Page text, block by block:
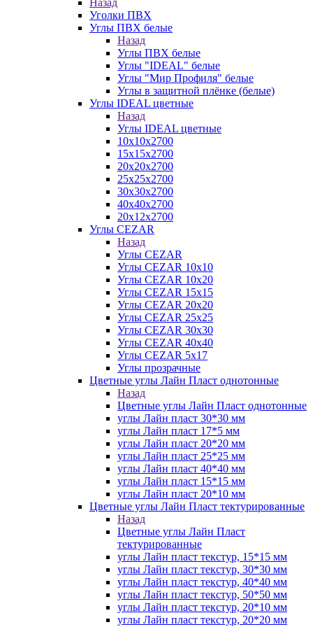
Назад
Уголки ПВХ
Углы ПВХ белые
Назад
Углы ПВХ белые
Углы "IDEAL" белые
Углы "Мир Профиля" белые
Углы в защитной плёнке (белые)
Углы IDEAL цветные
Назад
Углы IDEAL цветные
10х10х2700
15х15х2700
20х20х2700
25х25х2700
30х30х2700
40х40х2700
20х12х2700
Углы CEZAR
Назад
Углы CEZAR
Углы CEZAR 10х10
Углы CEZAR 10х20
Углы CEZAR 15х15
Углы CEZAR 20х20
Углы CEZAR 25х25
Углы CEZAR 30х30
Углы CEZAR 40х40
Углы CEZAR 5х17
Углы прозрачные
Цветные углы Лайн Пласт однотонные
Назад
Цветные углы Лайн Пласт однотонные
углы Лайн пласт 30*30 мм
углы Лайн пласт 17*5 мм
углы Лайн пласт 20*20 мм
углы Лайн пласт 25*25 мм
углы Лайн пласт 40*40 мм
углы Лайн пласт 15*15 мм
углы Лайн пласт 20*10 мм
Цветные углы Лайн Пласт тектурированные
Назад
Цветные углы Лайн Пласт
тектурированные
углы Лайн пласт текстур, 15*15 мм
углы Лайн пласт текстур, 30*30 мм
углы Лайн пласт текстур, 40*40 мм
углы Лайн пласт текстур, 50*50 мм
углы Лайн пласт текстур, 20*10 мм
углы Лайн пласт текстур, 20*20 мм